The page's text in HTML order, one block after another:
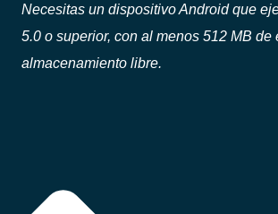
Necesitas un dispositivo Android que
5.0 o superior, con al menos 512 MB de
almacenamiento libre.